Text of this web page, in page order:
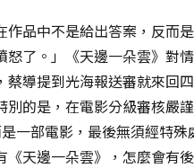
品中不是給出答案，反而
了。」《天邊一朵雲》對
導提到光海報送審就來回
的是，在電影分級審核嚴
一部電影，最後無須經特
天邊一朵雲》，怎麼會有後